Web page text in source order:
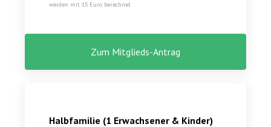
werden mit 15 Euro berechnet.
Zum Mitglieds-Antrag
Halbfamilie (1 Erwachsener & Kinder)